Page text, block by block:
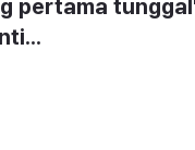
pertama